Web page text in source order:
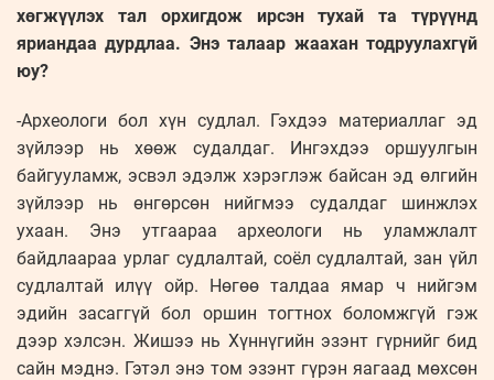
хөгжүүлэх тал орхигдож ирсэн тухай та түрүүнд
яриандаа дурдлаа. Энэ талаар жаахан тодруулахгүй
юу?
-Археологи бол хүн судлал. Гэхдээ материаллаг эд
зүйлээр нь хөөж судалдаг. Ингэхдээ оршуулгын
байгууламж, эсвэл эдэлж хэрэглэж байсан эд өлгийн
зүйлээр нь өнгөрсөн нийгмээ судалдаг шинжлэх
ухаан. Энэ утгаараа археологи нь уламжлалт
байдлаараа урлаг судлалтай, соёл судлалтай, зан үйл
судлалтай илүү ойр. Нөгөө талдаа ямар ч нийгэм
эдийн засаггүй бол оршин тогтнох боломжгүй гэж
дээр хэлсэн. Жишээ нь Хүннүгийн эзэнт гүрнийг бид
сайн мэднэ. Гэтэл энэ том эзэнт гүрэн яагаад мөхсөн